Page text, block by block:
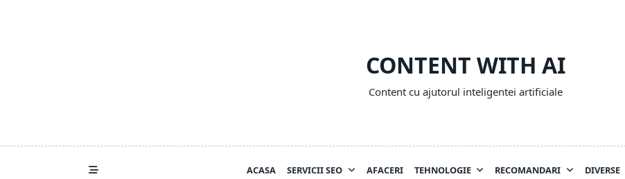
CONTENT WITH AI
Content cu ajutorul inteligentei artificiale
ACASA SERVICII SEO AFACERI TEHNOLOGIE RECOMANDARI DIVERSE